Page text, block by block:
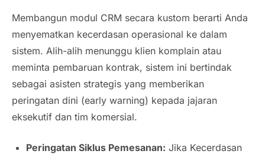
Membangun modul CRM secara kustom berarti Anda
menyematkan kecerdasan operasional ke dalam
sistem. Alih-alih menunggu klien komplain atau
meminta pembaruan kontrak, sistem ini bertindak
sebagai asisten strategis yang memberikan
peringatan dini (early warning) kepada jajaran
eksekutif dan tim komersial.
Peringatan Siklus Pemesanan: Jika Kecerdasan